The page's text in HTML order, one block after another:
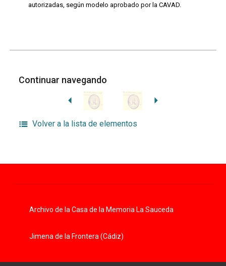
autorizadas, según modelo aprobado por la CAVAD.
Continuar navegando
Volver a la lista de elementos
Archivo de la Casa de la Memoria La Sauceda
Jimena de la Frontera (Cádiz)